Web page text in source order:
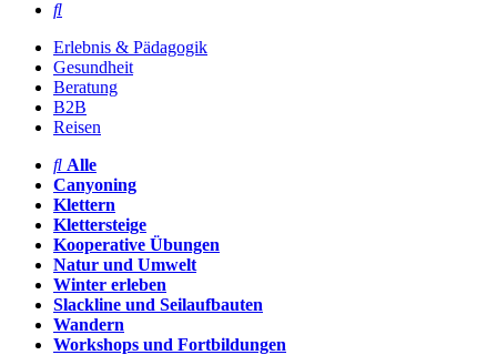
Erlebnis & Pädagogik
Gesundheit
Beratung
B2B
Reisen
Alle
Canyoning
Klettern
Klettersteige
Kooperative Übungen
Natur und Umwelt
Winter erleben
Slackline und Seilaufbauten
Wandern
Workshops und Fortbildungen